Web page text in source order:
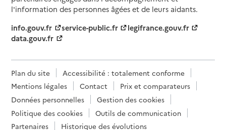
l'information des personnes âgées et de leurs aidants.
info.gouv.fr
service-public.fr
legifrance.gouv.fr
data.gouv.fr
Plan du site
Accessibilité : totalement conforme
Mentions légales
Contact
Prix et comparateurs
Données personnelles
Gestion des cookies
Politique des cookies
Outils de communication
Partenaires
Historique des évolutions